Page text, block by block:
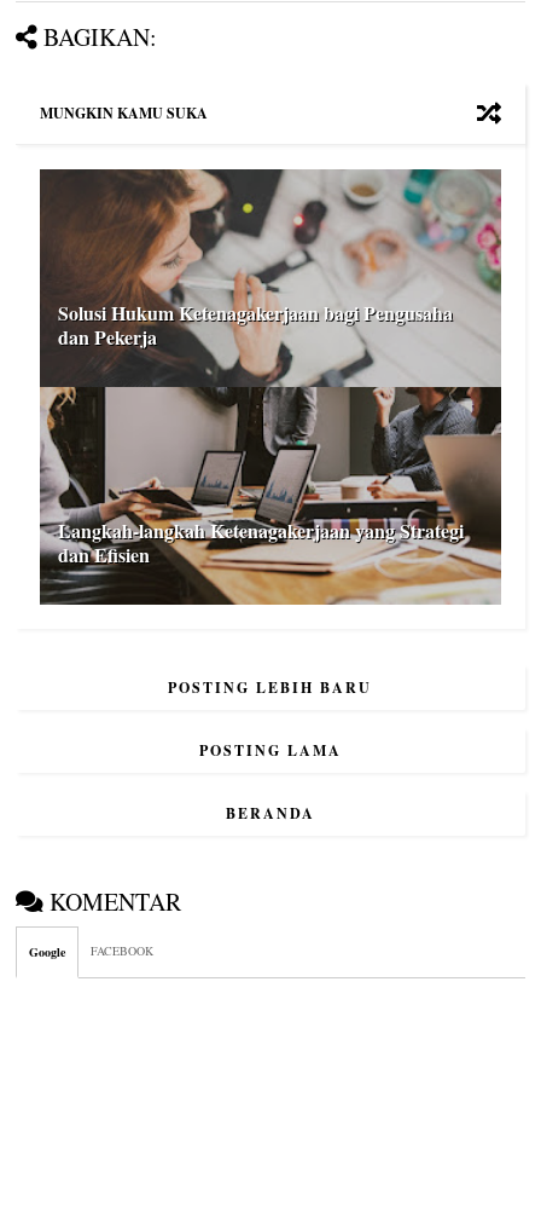
BAGIKAN:
MUNGKIN KAMU SUKA
Solusi Hukum Ketenagakerjaan bagi Pengusaha
dan Pekerja
Langkah-langkah Ketenagakerjaan yang Strategi
dan Efisien
POSTING LEBIH BARU
POSTING LAMA
BERANDA
KOMENTAR
Google FACEBOOK